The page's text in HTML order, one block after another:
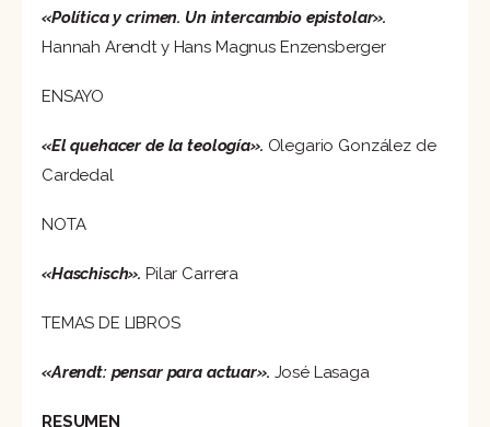
«Política y crimen. Un intercambio epistolar».
Hannah Arendt y Hans Magnus Enzensberger
ENSAYO
«El quehacer de la teología». Olegario González de
Cardedal
NOTA
«Haschisch». Pilar Carrera
TEMAS DE LIBROS
«Arendt: pensar para actuar». José Lasaga
RESUMEN